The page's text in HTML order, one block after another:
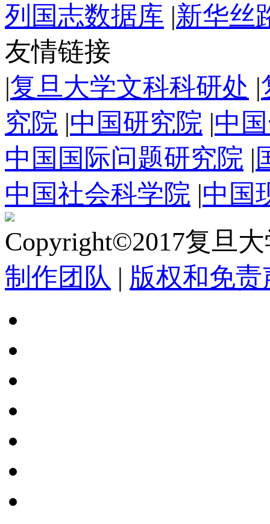
列国志数据库 |新华丝
友情链接
|复旦大学文科科研处 |
究院 |中国研究院 |中
中国国际问题研究院 |
中国社会科学院 |中国
Copyright©2017复旦
制作团队 | 版权和免责